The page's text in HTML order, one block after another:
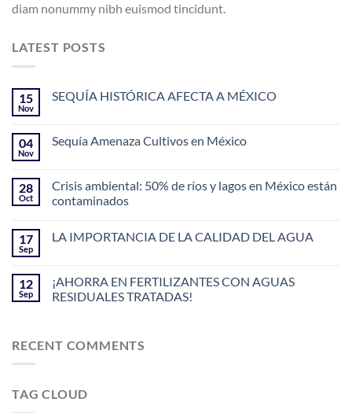
diam nonummy nibh euismod tincidunt.
LATEST POSTS
15
Nov
SEQUÍA HISTÓRICA AFECTA A MÉXICO
04
Nov
Sequía Amenaza Cultivos en México
28
Oct
Crisis ambiental: 50% de ríos y lagos en México están
contaminados
17
Sep
LA IMPORTANCIA DE LA CALIDAD DEL AGUA
12
Sep
¡AHORRA EN FERTILIZANTES CON AGUAS
RESIDUALES TRATADAS!
RECENT COMMENTS
TAG CLOUD